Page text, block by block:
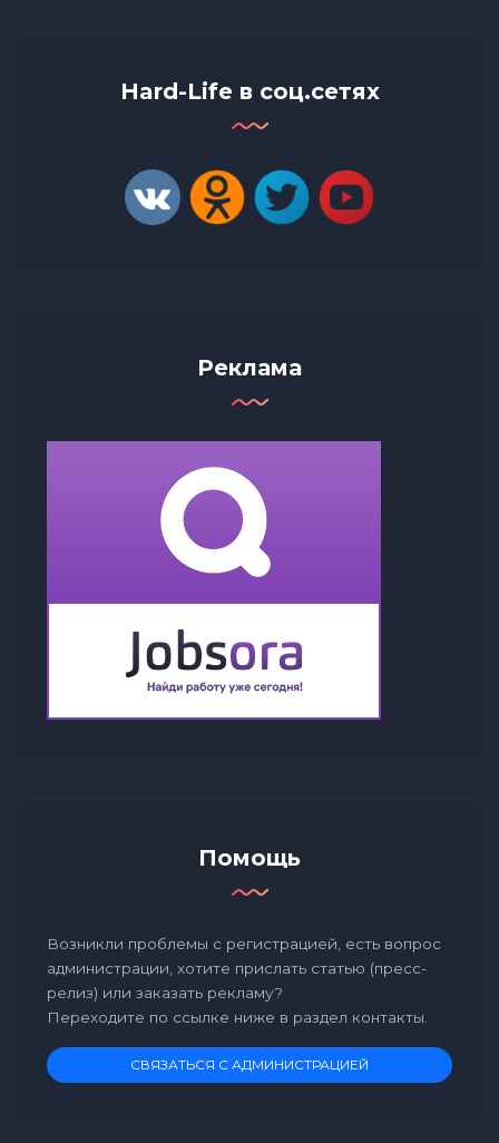
Hard-Life в соц.сетях
Реклама
Помощь
Возникли проблемы с регистрацией, есть вопрос
администрации, хотите прислать статью (пресс-
релиз) или заказать рекламу?
Переходите по ссылке ниже в раздел контакты.
СВЯЗАТЬСЯ С АДМИНИСТРАЦИЕЙ